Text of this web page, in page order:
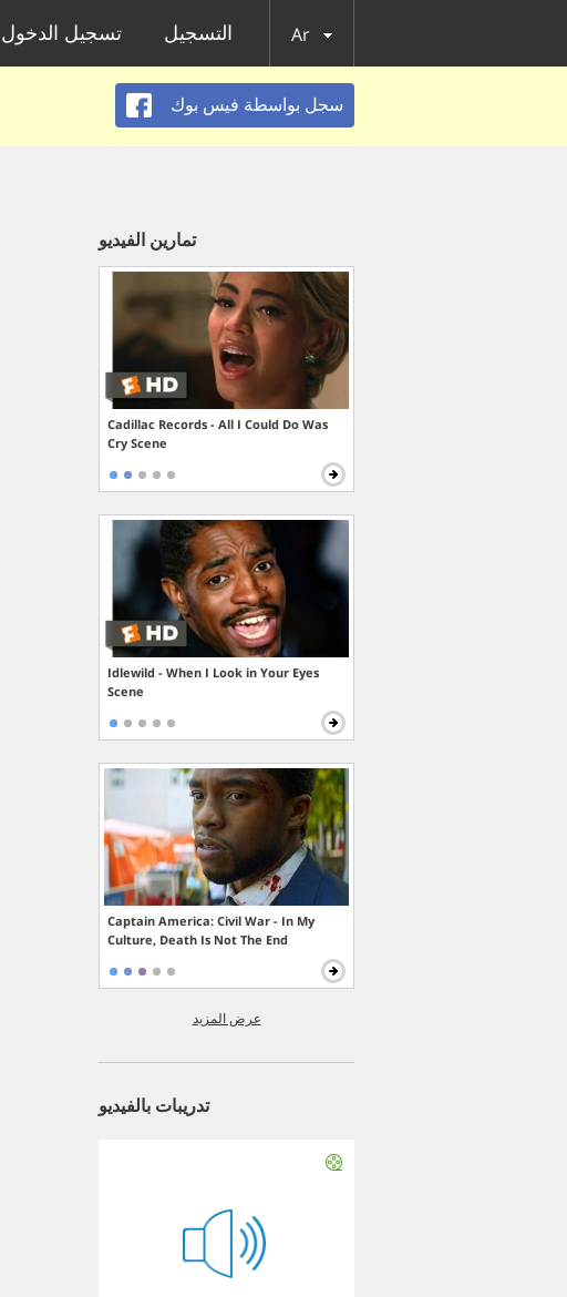
تسجيل الدخول التسجيل Ar
سجل بواسطة فيس بوك
تمارين الفيديو
Cadillac Records - All I Could Do Was
Cry Scene
Idlewild - When I Look in Your Eyes
Scene
Captain America: Civil War - In My
Culture, Death Is Not The End
عرض المزيد
تدريبات بالفيديو